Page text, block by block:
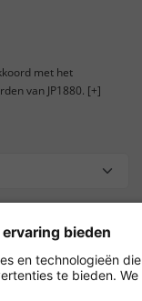
met het
van JP1880. [+]
Acceptgiro/
overschrijving